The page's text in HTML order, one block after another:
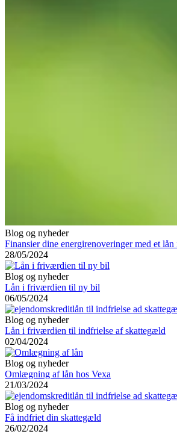
Blog og nyheder
Finansier dine energirenoveringer med et
28/05/2024
Blog og nyheder
Lån i friværdien til ny bil
06/05/2024
Blog og nyheder
Lån i friværdien til indfrielse af skattegæld
02/04/2024
Blog og nyheder
Omlægning af lån hos Vexa
21/03/2024
Blog og nyheder
Få indfriet din skattegæld
26/02/2024